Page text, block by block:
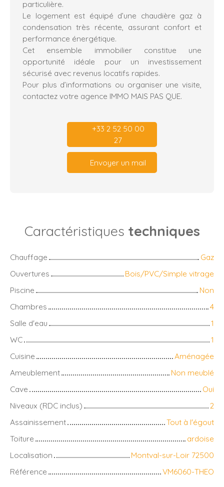
particulière.
Le logement est équipé d’une chaudière gaz à
condensation très récente, assurant confort et
performance énergétique.
Cet ensemble immobilier constitue une
opportunité idéale pour un investissement
sécurisé avec revenus locatifs rapides.
Pour plus d’informations ou organiser une visite,
contactez votre agence IMMO MAIS PAS QUE.
+33 2 52 50 00
27
Envoyer un mail
Caractéristiques techniques
Chauffage
Gaz
Ouvertures
Bois/PVC/Simple vitrage
Piscine
Non
Chambres
4
Salle d'eau
1
WC
1
Cuisine
Aménagée
Ameublement
Non meublé
Cave
Oui
Niveaux (RDC inclus)
2
Assainissement
Tout à l'égout
Toiture
ardoise
Localisation
Montval-sur-Loir 72500
Référence
VM6060-THEO